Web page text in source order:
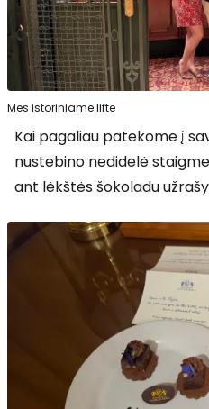
Mes istoriniame lifte
Kai pagaliau patekome į
nustebino nedidelė
ant lėkštės šokoladu